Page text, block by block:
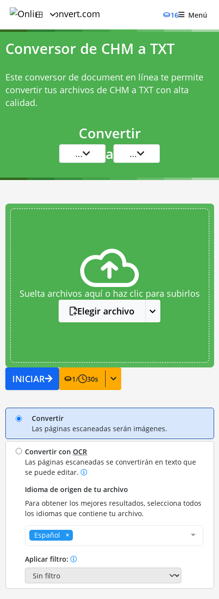
16 Menú
Conversor de CHM a TXT
Este conversor de document en línea te permite
convertir tus archivos de CHM a TXT con alta
calidad.
Convertir
... a ...
Suelta archivos aquí o haz clic para subirlos
Elegir archivo
INICIAR 1/ 30s
Convertir
Las páginas escaneadas serán imágenes.
Convertir conOCR
Las páginas escaneadas se convertirán en texto que
se puede editar.
Idioma de origen de tu archivo
Para obtener los mejores resultados, selecciona todos
los idiomas que contiene tu archivo.
Español
Aplicar filtro: